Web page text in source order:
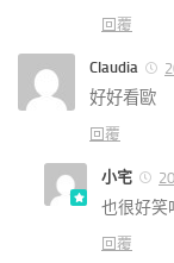
回覆
Claudia
好好看歐
回覆
小宅
也很好笑
回覆